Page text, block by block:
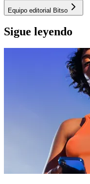
Equipo editorial Bitso
Sigue leyendo